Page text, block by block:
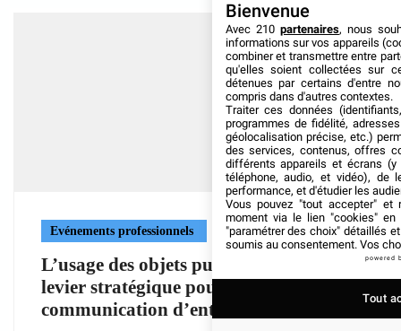
Evénements professionnels
L’usage des objets publicitaires, un
levier stratégique pour la
communication d’entreprise
Bienvenue
Avec 210 partenaires, nous
informations sur vos appareils
combiner et transmettre entre
qu'elles soient collectées sur
détenues par certains d'entre
compris dans d'autres contextes.
Traiter ces données
programmes de fidélité,
géolocalisation précise, etc.)
des services, contenus, offres
différents appareils et écrans (y
téléphone, audio, et vidéo), de
performance, et d'étudier les
Vous pouvez "tout accepter" et
moment via le lien "cookies" en
"paramétrer des choix" détaillés
soumis au consentement. Vos
powered
Tout